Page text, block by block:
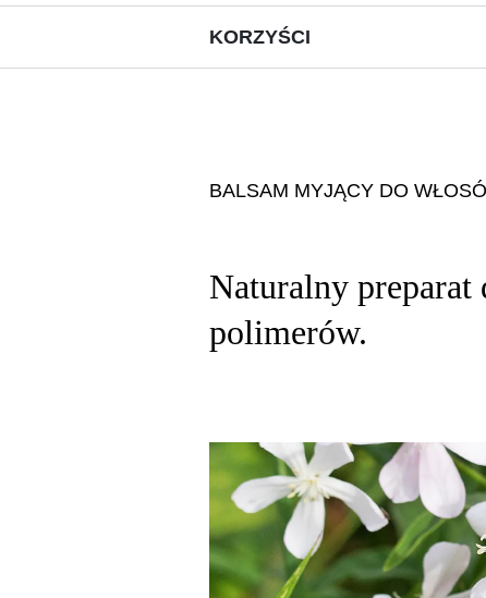
KORZYŚCI
BALSAM MYJĄCY DO
Naturalny
polimerów.